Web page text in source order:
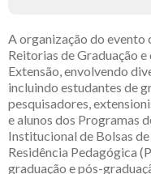
A organização do evento
Reitorias de Graduação
Extensão, envolvendo
incluindo estudantes de
pesquisadores,
e alunos dos Programas
Institucional de Bolsas
Residência Pedagógica
graduação e pós-